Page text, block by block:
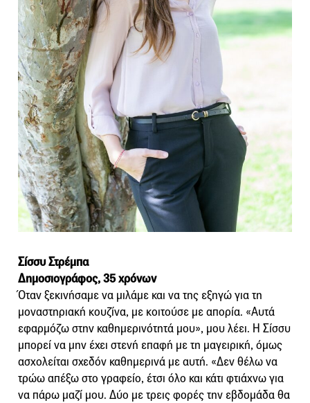
Σίσσυ Στρέμπα
Δημοσιογράφος, 35 χρόνων
Όταν ξεκινήσαμε να μιλάμε και να της εξηγώ για τη
μοναστηριακή κουζίνα, με κοιτούσε με απορία. «Αυτά
εφαρμόζω στην καθημερινότητά μου», μου λέει. Η Σίσσυ
μπορεί να μην έχει στενή επαφή με τη μαγειρική, όμως
ασχολείται σχεδόν καθημερινά με αυτή. «Δεν θέλω να
τρώω απέξω στο γραφείο, έτσι όλο και κάτι φτιάχνω για
να πάρω μαζί μου. Δύο με τρεις φορές την εβδομάδα θα